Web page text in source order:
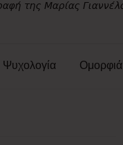
Ψυχολογία Ομορφιά